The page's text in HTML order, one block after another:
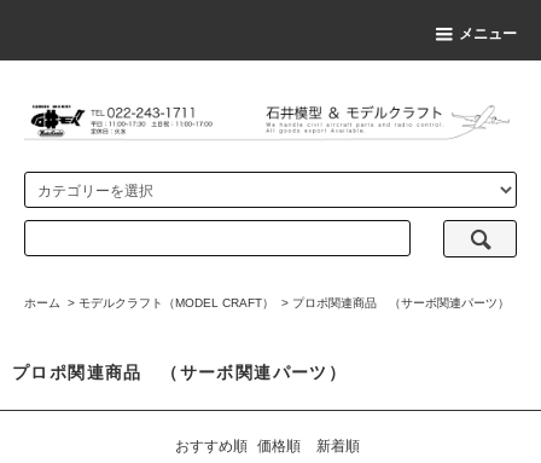
メニュー
ホーム > モデルクラフト（MODEL CRAFT） > プロポ関連商品 （サーボ関連パーツ）
プロポ関連商品 （サーボ関連パーツ）
おすすめ順 価格順 新着順